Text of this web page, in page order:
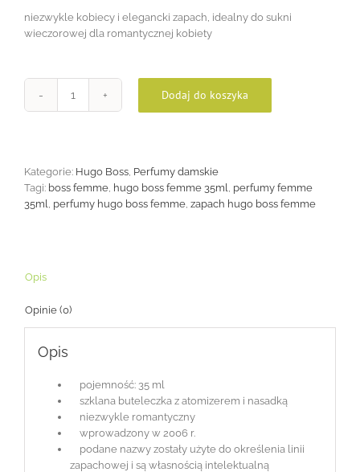
niezwykle kobiecy i elegancki zapach, idealny do sukni
wieczorowej dla romantycznej kobiety
ilość
35ml
Dodaj do koszyka
Kategorie: Hugo Boss, Perfumy damskie
Tagi: boss femme, hugo boss femme 35ml, perfumy femme
35ml, perfumy hugo boss femme, zapach hugo boss femme
Opis
Opinie (0)
Opis
pojemność: 35 ml
szklana buteleczka z atomizerem i nasadką
niezwykle romantyczny
wprowadzony w 2006 r.
podane nazwy zostały użyte do określenia linii
zapachowej i są własnością intelektualną